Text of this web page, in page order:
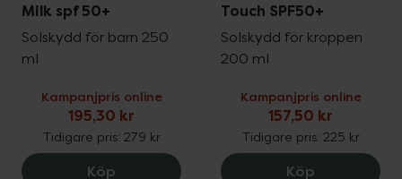
Milk spf 50+
Solskydd för barn 250
ml
Kampanjpris online
195,30 kr
Tidigare pris: 279 kr
Köp LRP Anthelios Kids Milk spf 50+, 195.3
Touch SPF50+
Solskydd för kroppen
200 ml
Kampanjpris online
157,50 kr
Tidigare pris: 225 kr
Köp Eucerin